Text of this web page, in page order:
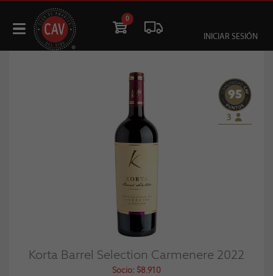
0
INICIAR SESIÓN
95
3
Korta Barrel Selection Carmenere 2022
Socio: $8.910